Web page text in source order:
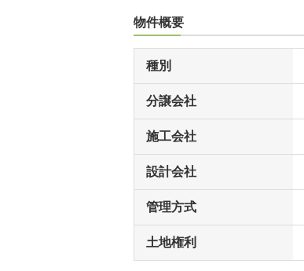
物件概要
種別
分譲会社
施工会社
設計会社
管理方式
土地権利